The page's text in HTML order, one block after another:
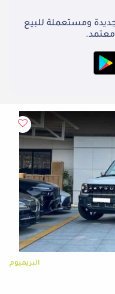
30،000 سيارة جديدة ومستعملة للبيع
البريميوم